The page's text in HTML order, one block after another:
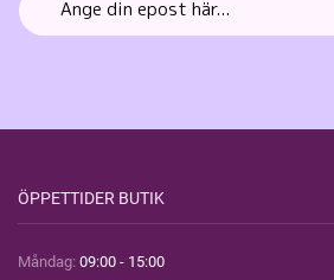
ÖPPETTIDER BUTIK
Måndag: 09:00 - 15:00